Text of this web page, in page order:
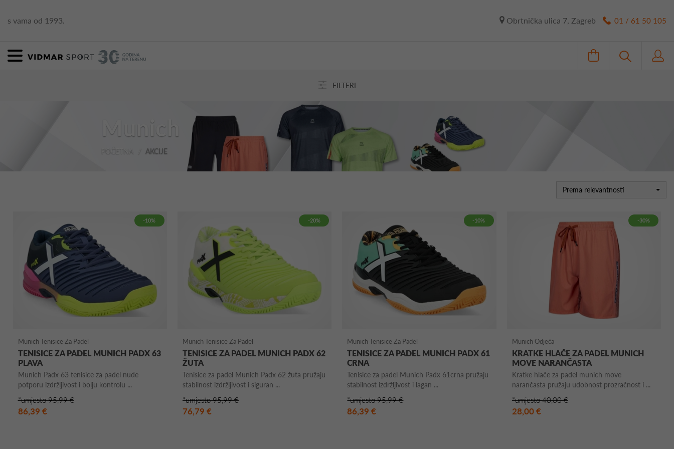
s vama od 1993. Obrtnička ulica 7, Zagreb 01 / 61 50 105
FILTERI
Munich
POČETNA AKCIJE
Prema relevantnosti
-10%
Munich Tenisice Za Padel
TENISICE ZA PADEL MUNICH PADX 63
PLAVA
Munich Padx 63 tenisice za padel nude
potporu izdržljivost i bolju kontrolu ...
*umjesto 95,99 €
86,39 €
-20%
Munich Tenisice Za Padel
TENISICE ZA PADEL MUNICH PADX 62
ŽUTA
Tenisice za padel Munich Padx 62 žuta pružaju
stabilnost izdržljivost i siguran ...
*umjesto 95,99 €
76,79 €
-10%
Munich Tenisice Za Padel
TENISICE ZA PADEL MUNICH PADX 61
CRNA
Tenisice za padel Munich Padx 61crna pružaju
stabilnost izdržljivost i lagan ...
*umjesto 95,99 €
86,39 €
-30%
Munich Odjeća
KRATKE HLAČE ZA PADEL MUNICH
MOVE NARANČASTA
Kratke hlače za padel munich move
narančasta pružaju udobnost prozračnost i ...
*umjesto 40,00 €
28,00 €